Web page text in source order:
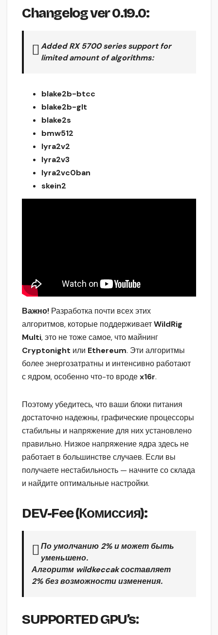
Changelog ver 0.19.0:
Added RX 5700series support for
limited amount ofalgorithms:
blake2b-btcc
blake2b-glt
blake2s
bmw512
lyra2v2
lyra2v3
lyra2vc0ban
skein2
Важно! Разработка почти всех этих
алгоритмов, которые поддерживаетWildRig
Multi, это не тоже самое, что майнинг
Cryptonight или Ethereum. Эти алгоритмы
более энергозатратны и интенсивно работают
с ядром, особенно что-то вродеx16r.
Поэтому убедитесь, что ваши блоки питания
достаточно надежны, графические процессоры
стабильны и напряжение для них установлено
правильно. Низкое напряжение ядра здесь не
работает в большинстве случаев. Если вы
получаете нестабильность — начните со склада
и найдите оптимальные настройки.
DEV-Fee (Комиссия):
По умолчанию 2%и может быть
уменьшено.
Алгоритм wildkeccakсоставляет
2%без возможности изменения.
SUPPORTED GPU’s: